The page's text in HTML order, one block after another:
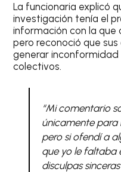
La funcionaria explicó
investigación tenía el
información con la
pero reconoció que
generar
colectivos.
“Mi comentario
únicamente para
pero si ofendí a
que yo le faltaba
disculpas